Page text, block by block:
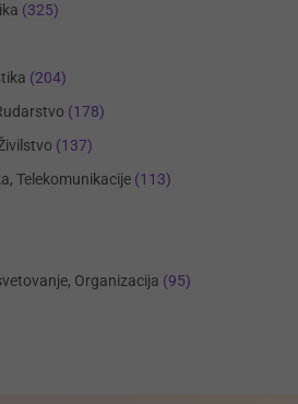
(325)
(204)
(178)
(137)
Telekomunikacije (113)
Organizacija (95)